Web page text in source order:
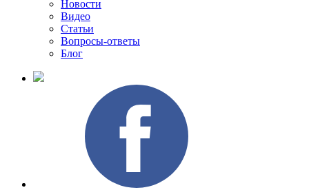
Новости
Видео
Статьи
Вопросы-ответы
Блог